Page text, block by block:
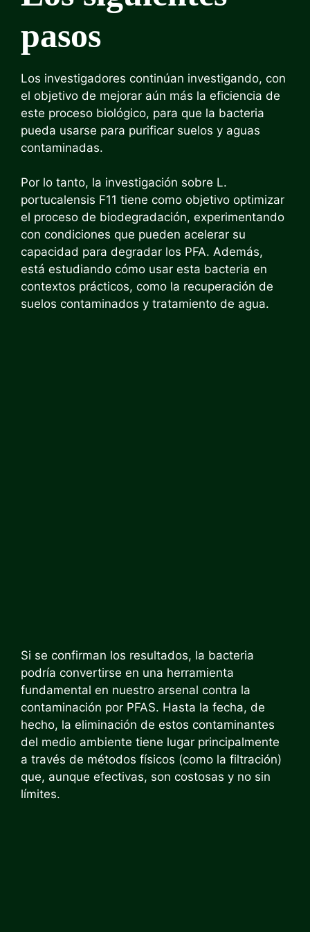
pasos
Los investigadores continúan investigando, con
el objetivo de mejorar aún más la eficiencia de
este proceso biológico, para que la bacteria
pueda usarse para purificar suelos y aguas
contaminadas.
Por lo tanto, la investigación sobre L.
portucalensis F11 tiene como objetivo optimizar
el proceso de biodegradación, experimentando
con condiciones que pueden acelerar su
capacidad para degradar los PFA. Además,
está estudiando cómo usar esta bacteria en
contextos prácticos, como la recuperación de
suelos contaminados y tratamiento de agua.
Si se confirman los resultados, la bacteria
podría convertirse en una herramienta
fundamental en nuestro arsenal contra la
contaminación por PFAS. Hasta la fecha, de
hecho, la eliminación de estos contaminantes
del medio ambiente tiene lugar principalmente
a través de métodos físicos (como la filtración)
que, aunque efectivas, son costosas y no sin
límites.